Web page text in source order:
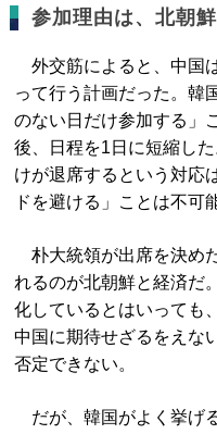
参加理由は、北朝
外交筋によると、中国
って行う計画だった。韓
のない日だけ参加する」
後、日程を1日に短縮し
けが退席するという対応
ドを避ける」ことは不可
朴大統領が出席を決め
れるのが北朝鮮と経済だ
化しているとはいっても
中国に期待せざるをえな
否定できない。
だが、韓国がよく挙げ